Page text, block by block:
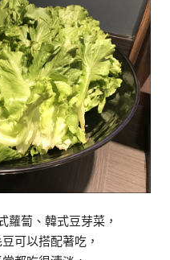
蘿蔔、韓式豆芽菜，
可以搭配著吃，